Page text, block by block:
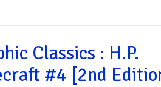
Classics : H.P.
#4 [2nd